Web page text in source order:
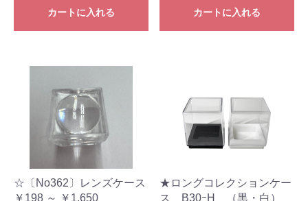
カートに入れる カートに入れる
☆〔No362〕レンズケース
￥198 ～ ￥1,650
★ロングコレクションケー
ス B30ｰH （黒・白）